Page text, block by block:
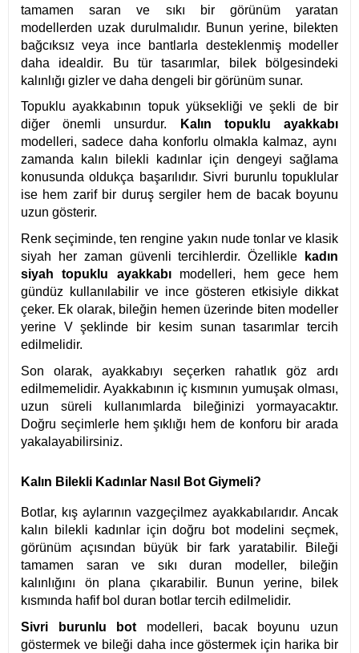
tamamen saran ve sıkı bir görünüm yaratan
modellerden uzak durulmalıdır. Bunun yerine, bilekten
bağcıksız veya ince bantlarla desteklenmiş modeller
daha idealdir. Bu tür tasarımlar, bilek bölgesindeki
kalınlığı gizler ve daha dengeli bir görünüm sunar.
Topuklu ayakkabının topuk yüksekliği ve şekli de bir
diğer önemli unsurdur.
Kalın topuklu ayakkabı
modelleri, sadece daha konforlu olmakla kalmaz, aynı
zamanda kalın bilekli kadınlar için dengeyi sağlama
konusunda oldukça başarılıdır. Sivri burunlu topuklular
ise hem zarif bir duruş sergiler hem de bacak boyunu
uzun gösterir.
Renk seçiminde, ten rengine yakın nude tonlar ve klasik
siyah her zaman güvenli tercihlerdir. Özellikle
kadın
siyah topuklu ayakkabımodelleri, hem gece hem
gündüz kullanılabilir ve ince gösteren etkisiyle dikkat
çeker. Ek olarak, bileğin hemen üzerinde biten modeller
yerine V şeklinde bir kesim sunan tasarımlar tercih
edilmelidir.
Son olarak, ayakkabıyı seçerken rahatlık göz ardı
edilmemelidir. Ayakkabının iç kısmının yumuşak olması,
uzun süreli kullanımlarda bileğinizi yormayacaktır.
Doğru seçimlerle hem şıklığı hem de konforu bir arada
yakalayabilirsiniz.
Kalın Bilekli Kadınlar Nasıl Bot Giymeli?
Botlar, kış aylarının vazgeçilmez ayakkabılarıdır. Ancak
kalın bilekli kadınlar için doğru bot modelini seçmek,
görünüm açısından büyük bir fark yaratabilir. Bileği
tamamen saran ve sıkı duran modeller, bileğin
kalınlığını ön plana çıkarabilir. Bunun yerine, bilek
kısmında hafif bol duran botlar tercih edilmelidir.
Sivri burunlu bot modelleri, bacak boyunu uzun
göstermek ve bileği daha ince göstermek için harika bir